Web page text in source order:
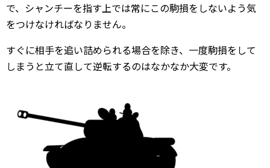
で、シャンチーを指す上では常にこの駒損をしないよう気
をつけなければなりません。
すぐに相手を追い詰められる場合を除き、一度駒損をして
しまうと立て直して逆転するのはなかなか大変です。